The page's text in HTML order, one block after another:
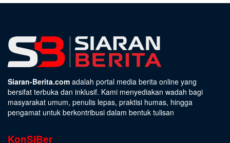
Siaran-Berita.com adalah portal media berita online yang
bersifat terbuka dan inklusif. Kami menyediakan wadah bagi
masyarakat umum, penulis lepas, praktisi humas, hingga
pengamat untuk berkontribusi dalam bentuk tulisan
KonSiBer